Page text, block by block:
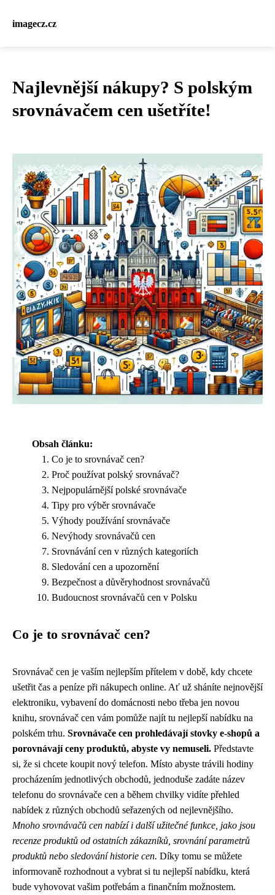
imagecz.cz
Najlevnější nákupy? S polským
srovnávačem cen ušetříte!
Obsah článku:
Co je to srovnávač cen?
Proč používat polský srovnávač?
Nejpopulárnější polské srovnávače
Tipy pro výběr srovnávače
Výhody používání srovnávače
Nevýhody srovnávačů cen
Srovnávání cen v různých kategoriích
Sledování cen a upozornění
Bezpečnost a důvěryhodnost srovnávačů
Budoucnost srovnávačů cen v Polsku
Co je to srovnávač cen?
Srovnávač cen je vaším nejlepším přítelem v době, kdy chcete
ušetřit čas a peníze při nákupech online. Ať už sháníte nejnovější
elektroniku, vybavení do domácnosti nebo třeba jen novou
knihu, srovnávač cen vám pomůže najít tu nejlepší nabídku na
polském trhu. Srovnávače cen prohledávají stovky e-shopů a
porovnávají ceny produktů, abyste vy nemuseli. Představte
si, že si chcete koupit nový telefon. Místo abyste trávili hodiny
procházením jednotlivých obchodů, jednoduše zadáte název
telefonu do srovnávače cen a během chvilky vidíte přehled
nabídek z různých obchodů seřazených od nejlevnějšího.
Mnoho srovnávačů cen nabízí i další užitečné funkce, jako jsou
recenze produktů od ostatních zákazníků, srovnání parametrů
produktů nebo sledování historie cen. Díky tomu se můžete
informovaně rozhodnout a vybrat si tu nejlepší nabídku, která
bude vyhovovat vašim potřebám a finančním možnostem.